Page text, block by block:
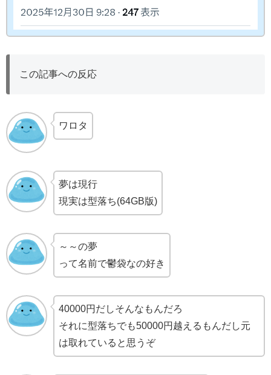
この記事への反応
ワロタ
夢は現行
現実は型落ち(64GB版)
～～の夢
って名前で鬱袋なの好き
40000円だしそんなもんだろ
それに型落ちでも50000円越えるもんだし元
は取れていると思うぞ